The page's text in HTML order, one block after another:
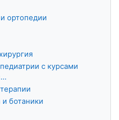
ортопедии
с курсами
ботаники